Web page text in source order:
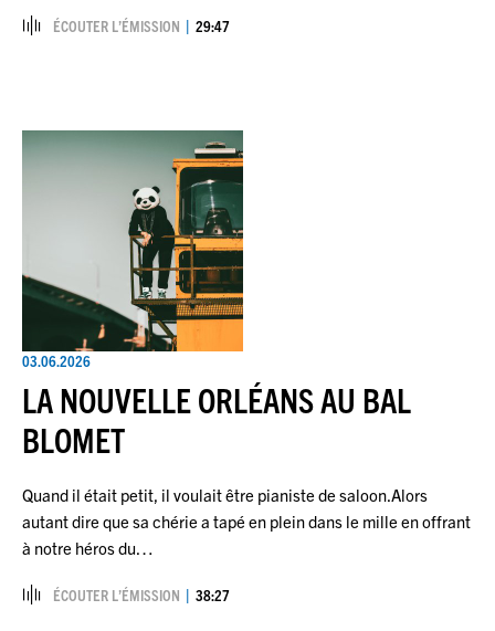
ÉCOUTER L’ÉMISSION 29:47
03.06.2026
LA NOUVELLE ORLÉANS AU BAL
BLOMET
Quand il était petit, il voulait être pianiste de saloon.Alors
autant dire que sa chérie a tapé en plein dans le mille en offrant
à notre héros du…
ÉCOUTER L’ÉMISSION 38:27